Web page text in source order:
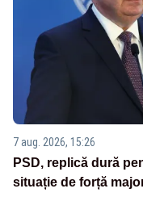
7 aug. 2026, 15:26
PSD, replică dură
situație de forță